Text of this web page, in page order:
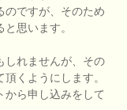
のですが、そのため
思います。
しれませんが、その
くようにします。
ら申し込みをして